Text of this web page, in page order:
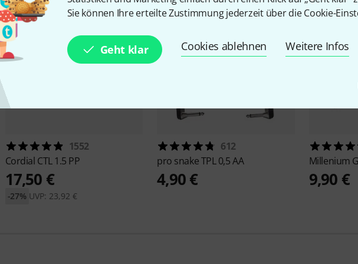
Sie können Ihre erteilte Zustimmung jederzeit über die Cookie-
Geht klar Cookies ablehnen Weitere Infos
1552
Cordial CTL 1.5 PP
17,50 €
UVP: 23,92 €
-27%
612
pro snakeTPL 0,5 AA
4,90 €
Millenium
9,90 €